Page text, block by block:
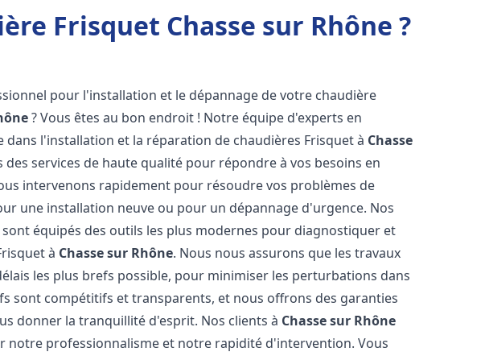
Frisquet Chasse sur Rhône ?
pour l'installation et le dépannage de votre chaudière
? Vous êtes au bon endroit ! Notre équipe d'experts en
dans l'installation et la réparation de chaudières Frisquet à Chasse
des services de haute qualité pour répondre à vos besoins en
intervenons rapidement pour résoudre vos problèmes de
une installation neuve ou pour un dépannage d'urgence. Nos
équipés des outils les plus modernes pour diagnostiquer et
à Chasse sur Rhône. Nous nous assurons que les travaux
les plus brefs possible, pour minimiser les perturbations dans
sont compétitifs et transparents, et nous offrons des garanties
donner la tranquillité d'esprit. Nos clients à Chasse sur Rhône
notre professionnalisme et notre rapidité d'intervention. Vous